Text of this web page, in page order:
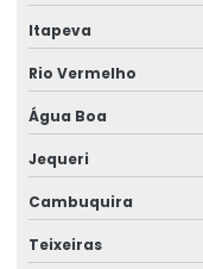
Itapeva
Rio Vermelho
Água Boa
Jequeri
Cambuquira
Teixeiras